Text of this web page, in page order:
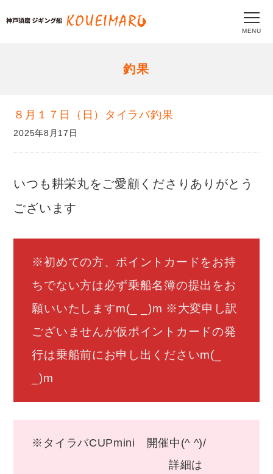
MENU
釣果
８月１７日（日）タイラバ釣果
2025年8月17日
いつも耕栄丸をご愛顧くださりありがとう
ございます
※初めての方、ポイントカードをお持
ちでない方は必ず乗船名簿の提出をお
願いいたしますm(_ _)m ※大変申し訳
ございませんが仮ポイントカードの発
行は乗船前にお申し出くださいm(_
_)m
※タイラバCUPmini 開催中(^ ^)/
詳細は